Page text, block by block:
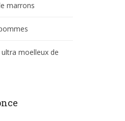
marrons
moelleux de